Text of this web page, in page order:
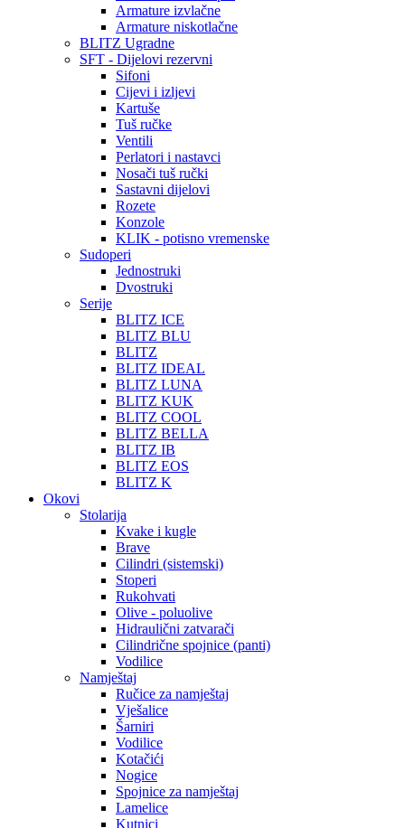
Armature izvlačne
Armature niskotlačne
BLITZ Ugradne
SFT - Dijelovi rezervni
Sifoni
Cijevi i izljevi
Kartuše
Tuš ručke
Ventili
Perlatori i nastavci
Nosači tuš ručki
Sastavni dijelovi
Rozete
Konzole
KLIK - potisno vremenske
Sudoperi
Jednostruki
Dvostruki
Serije
BLITZ ICE
BLITZ BLU
BLITZ
BLITZ IDEAL
BLITZ LUNA
BLITZ KUK
BLITZ COOL
BLITZ BELLA
BLITZ IB
BLITZ EOS
BLITZ K
Okovi
Stolarija
Kvake i kugle
Brave
Cilindri (sistemski)
Stoperi
Rukohvati
Olive - poluolive
Hidraulični zatvarači
Cilindrične spojnice (panti)
Vodilice
Namještaj
Ručice za namještaj
Vješalice
Šarniri
Vodilice
Kotačići
Nogice
Spojnice za namještaj
Lamelice
Kutnici